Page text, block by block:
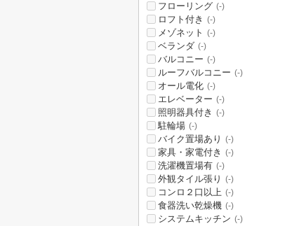
フローリング (-)
ロフト付き (-)
メゾネット (-)
ベランダ (-)
バルコニー (-)
ルーフバルコニー (-)
オール電化 (-)
エレベーター (-)
照明器具付き (-)
駐輪場 (-)
バイク置場あり (-)
家具・家電付き (-)
洗濯機置場有 (-)
外観タイル張り (-)
コンロ２口以上 (-)
食器洗い乾燥機 (-)
システムキッチン (-)